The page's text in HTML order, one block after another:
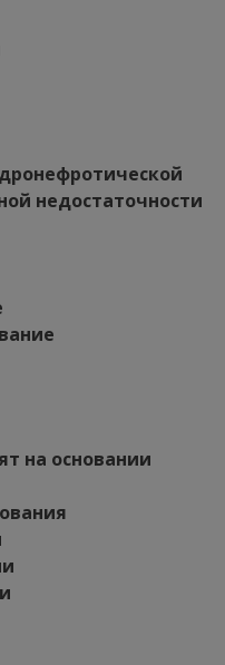
недостаточности
на основании